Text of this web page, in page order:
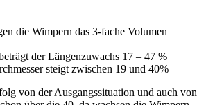
die Wimpern das 3-fache Volumen
der Längenzuwachs 17 – 47 %
steigt zwischen 19 und 40%
von der Ausgangssituation und auch von